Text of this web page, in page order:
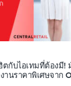
ตกับไอเทมที่ต้องมี!
านราคาพิเศษจาก